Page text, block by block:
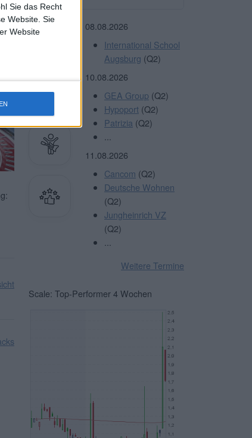
Sie das Recht
Website. Sie
Website
08.08.2026
International School
Augsburg (Q2)
10.08.2026
GEA Group (Q2)
Hypoport (Q2)
Patrizia (Q2)
11.08.2026
Cancom (Q2)
Deutsche Wohnen
(Q2)
Jungheinrich VZ
(Q2)
Weitere Termine
Scale: Top-Performer 4 Wochen